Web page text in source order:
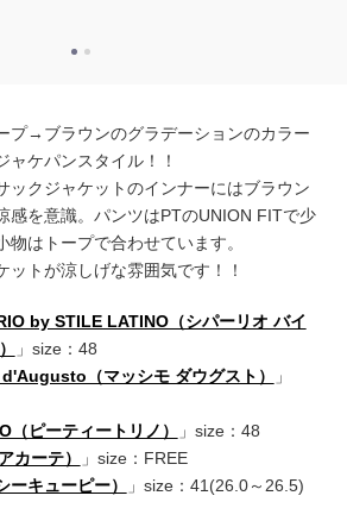
プ→ブラウンのグラデーションのカラー
ャケパンスタイル！！
ックジャケットのインナーにはブラウン
感を意識。パンツはPTのUNION FITで少
物はトープで合わせています。
ットが涼しげな雰囲気です！！
by STILE LATINO（シパーリオ バイ
」size：48
（マッシモ ダウグスト）
」
（ピーティートリノ）
」size：48
カーテ）
」size：FREE
ーキューピー） 」size：41(26.0～26.5)